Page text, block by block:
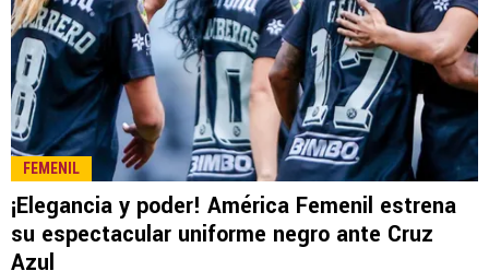
FEMENIL
¡Elegancia y poder! América Femenil estrena
su espectacular uniforme negro ante Cruz
Azul